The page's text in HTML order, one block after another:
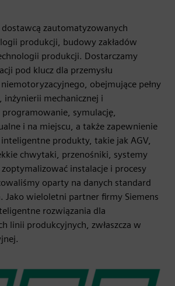
zautomatyzowanych
produkcji, budowy zakładów
produkcji. Dostarczamy
pod klucz dla przemysłu
obejmujące pełny
inżynierii mechanicznej i
symulację,
i na miejscu, a także zapewnienie
produkty, takie jak AGV,
chwytaki, przenośniki, systemy
instalacje i procesy
oparty na danych standard
Jako wieloletni partner firmy Siemens
rozwiązania dla
linii produkcyjnych, zwłaszcza w